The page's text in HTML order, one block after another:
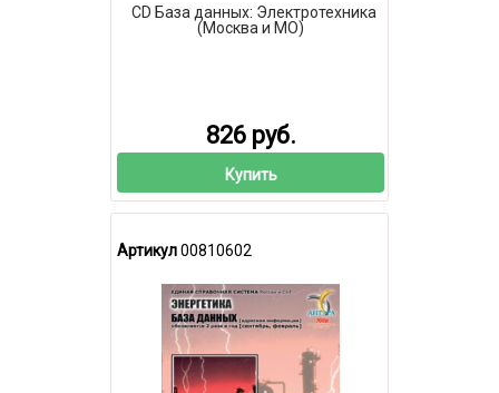
CD База данных: Электротехника
(Москва и МО)
826 руб.
Купить
Артикул00810602